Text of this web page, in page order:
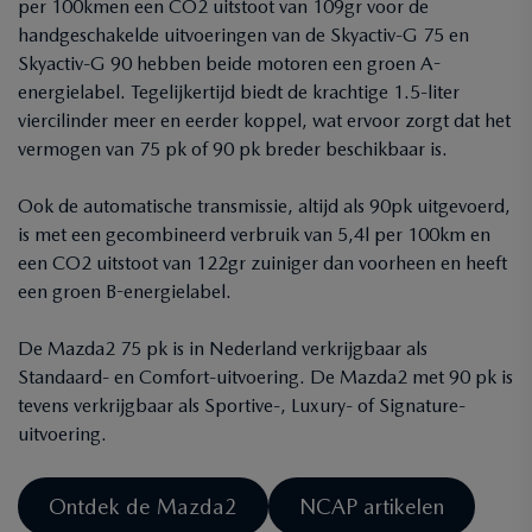
per 100kmen een CO2 uitstoot van 109gr voor de
handgeschakelde uitvoeringen van de Skyactiv-G 75 en
Skyactiv-G 90 hebben beide motoren een groen A-
energielabel. Tegelijkertijd biedt de krachtige 1.5-liter
viercilinder meer en eerder koppel, wat ervoor zorgt dat het
vermogen van 75 pk of 90 pk breder beschikbaar is.
Ook de automatische transmissie, altijd als 90pk uitgevoerd,
is met een gecombineerd verbruik van 5,4l per 100km en
een CO2 uitstoot van 122gr zuiniger dan voorheen en heeft
een groen B-energielabel.
De Mazda2 75 pk is in Nederland verkrijgbaar als
Standaard- en Comfort-uitvoering. De Mazda2 met 90 pk is
tevens verkrijgbaar als Sportive-, Luxury- of Signature-
uitvoering.
Ontdek de Mazda2 NCAP artikelen